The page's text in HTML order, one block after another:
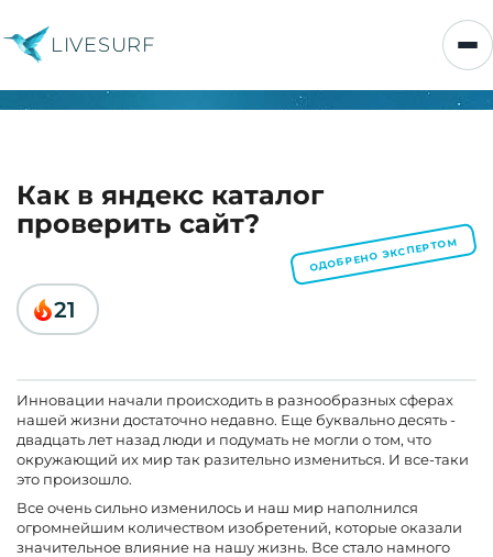
LIVESURF
Как в яндекс каталог
проверить сайт?
ОДОБРЕНО ЭКСПЕРТОМ
21
Инновации начали происходить в разнообразных сферах
нашей жизни достаточно недавно. Еще буквально десять -
двадцать лет назад люди и подумать не могли о том, что
окружающий их мир так разительно измениться. И все-таки
это произошло.
Все очень сильно изменилось и наш мир наполнился
огромнейшим количеством изобретений, которые оказали
значительное влияние на нашу жизнь. Все стало намного